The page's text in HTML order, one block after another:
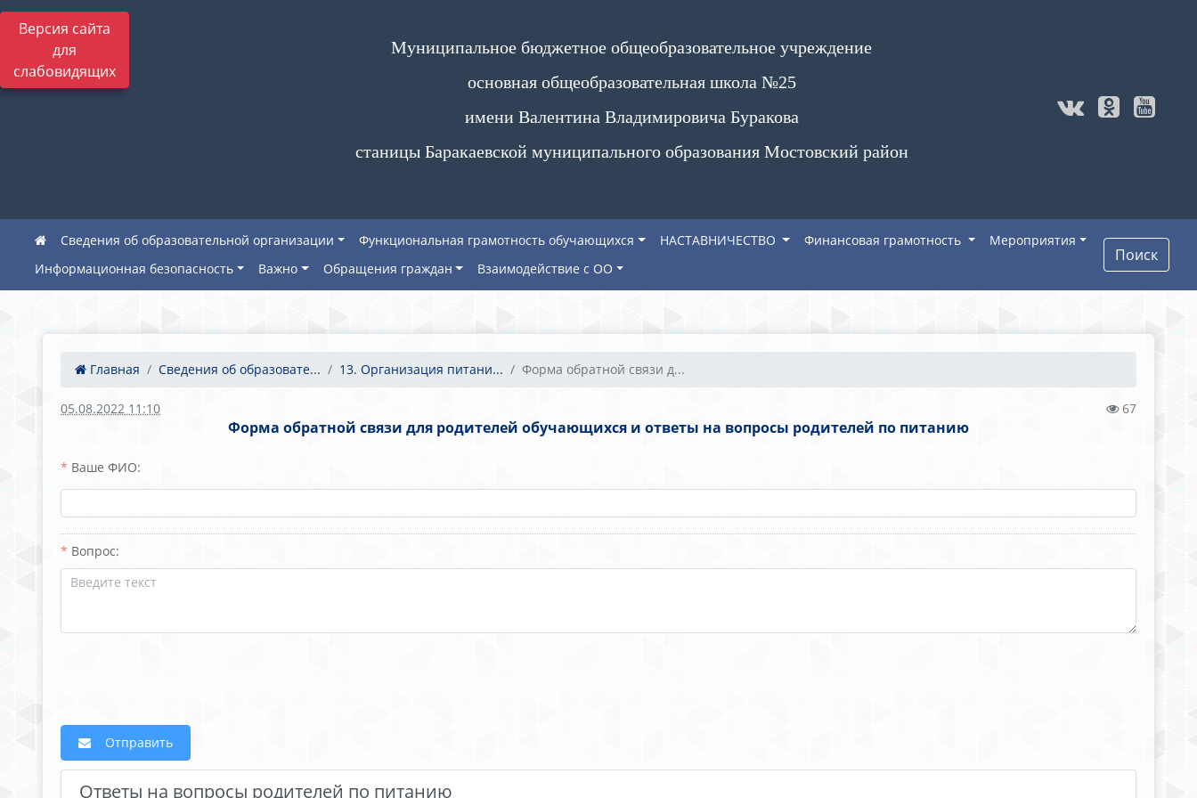
Версия сайта
для
слабовидящих
Муниципальное бюджетное общеобразовательное учреждение
основная общеобразовательная школа №25
имени Валентина Владимировича Буракова
станицы Баракаевской муниципального образования Мостовский район
Сведения об образовательной организации Функциональная грамотность обучающихся НАСТАВНИЧЕСТВО Финансовая грамотность
Мероприятия
Информационная безопасность
Важно Обращения граждан Взаимодействие с ОО
Поиск
Главная Сведения об образовате... 13. Организация питани... Форма обратной связи д...
05.08.2022 11:10 67
Форма обратной связи для родителей обучающихся и ответы на вопросы родителей по питанию
Ваше ФИО:
Вопрос:
Отправить
Ответы на вопросы родителей по питанию